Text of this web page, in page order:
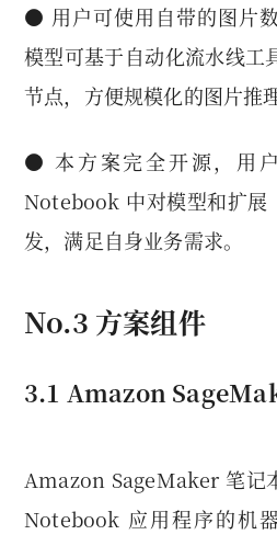
● 用户可使用自带的图片
模型可基于自动化流水线工
节点，方便规模化的图片推
● 本方案完全开源，用
Notebook 中对模型和扩
发，满足自身业务需求。
No.3 方案组件
3.1 Amazon
Amazon SageMaker 笔记
Notebook 应用程序的机